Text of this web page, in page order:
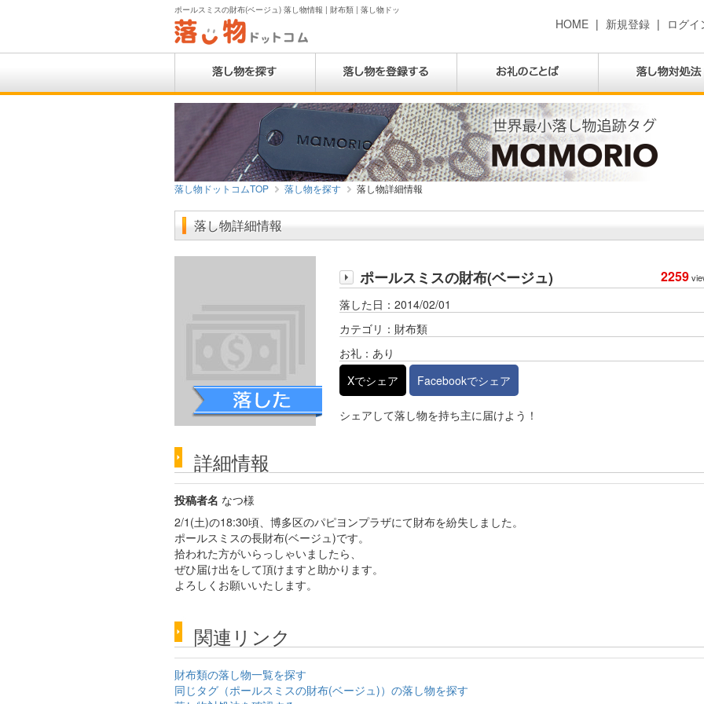
ポールスミスの財布(ベージュ) 落し物情報 | 財布類 | 落し物ドッ
HOME | 新規登録 | ログイ
落し物ドットコムTOP 落し物を探す 落し物詳細情報
落し物詳細情報
2259
ポールスミスの財布(ベージュ)
落した日：2014/02/01
カテゴリ：財布類
お礼：あり
Xでシェア
Facebookでシェア
シェアして落し物を持ち主に届けよう！
詳細情報
投稿者名 なつ様
2/1(土)の18:30頃、博多区のパピヨンプラザにて財布を紛失しました。
ポールスミスの長財布(ベージュ)です。
拾われた方がいらっしゃいましたら、
ぜひ届け出をして頂けますと助かります。
よろしくお願いいたします。
関連リンク
財布類の落し物一覧を探す
同じタグ（ポールスミスの財布(ベージュ)）の落し物を探す